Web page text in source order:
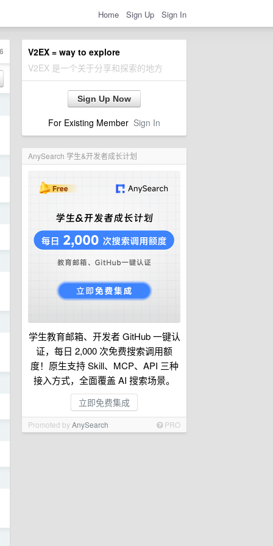
Home Sign Up Sign In
V2EX = way to explore
V2EX 是一个关于分享和探索的地方
Sign Up Now
For Existing Member Sign In
AnySearch 学生&开发者成长计划
学生教育邮箱、开发者 GitHub 一键认
证，每日 2,000 次免费搜索调用额
度！原生支持 Skill、MCP、API 三种
接入方式，全面覆盖 AI 搜索场景。
立即免费集成
Promoted byAnySearch PRO